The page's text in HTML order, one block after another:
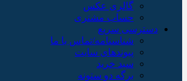
گالری عکس
حساب مشتری
دسترسی سریع
شناسنامه/تماس با ما
پیوندهای سایت
سبد خريد
برگه دو ستونه